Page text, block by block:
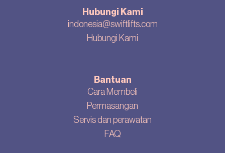
Hubungi Kami
indonesia@swiftlifts.com
Hubungi Kami
Bantuan
Cara Membeli
Permasangan
Servis dan perawatan
FAQ